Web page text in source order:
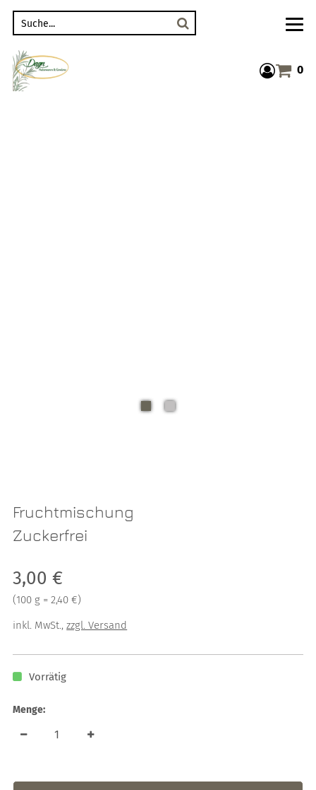
0
Fruchtmischung
Zuckerfrei
Verkaufspreis: 3,00 €
3,00 €
Preis pro 100 g = 2,40 €
(100 g = 2,40 €)
inkl. MwSt.,zzgl. Versand
Vorrätig
Menge: